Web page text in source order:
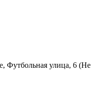
Футбольная улица, 6 (Не